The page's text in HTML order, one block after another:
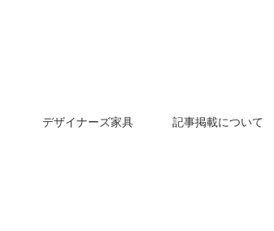
デザイナーズ家具 記事掲載について